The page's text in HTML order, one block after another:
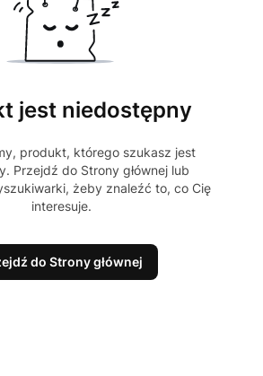
jest niedostępny
produkt, którego szukasz jest
Przejdź do Strony głównej lub
żeby znaleźć to, co Cię
interesuje.
do Strony głównej